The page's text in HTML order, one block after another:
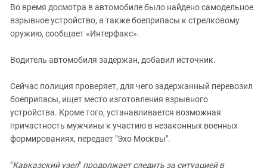
Ростовская область
Северная Осетия - Алания
Чечня
Южная Осетия
Южный Кавказ
ЮФО
Во время досмотра в автомобиле было найдено самодельное
взрывное устройство, а также боеприпасы к стрелковому
оружию, сообщает «Интерфакс».
Водитель автомобиля задержан, добавил источник.
Сейчас полиция проверяет, для чего задержанный перевозил
боеприпасы, ищет место изготовления взрывного
устройства. Кроме того, устанавливается возможная
причастность мужчины к участию в незаконных военных
формированиях, передает "Эхо Москвы".
"Кавказский узел" продолжает следить за ситуацией в